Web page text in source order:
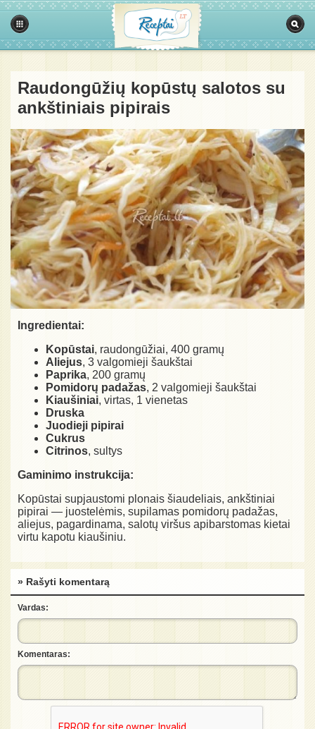
Raudongūžių kopūstų salotos su
ankštiniais pipirais
Ingredientai:
Kopūstai, raudongūžiai, 400 gramų
Aliejus, 3 valgomieji šaukštai
Paprika, 200 gramų
Pomidorų padažas, 2 valgomieji šaukštai
Kiaušiniai, virtas, 1 vienetas
Druska
Juodieji pipirai
Cukrus
Citrinos, sultys
Gaminimo instrukcija:
Kopūstai supjaustomi plonais šiaudeliais, ankštiniai
pipirai — juostelėmis, supilamas pomidorų padažas,
aliejus, pagardinama, salotų viršus apibarstomas kietai
virtu kapotu kiaušiniu.
» Rašyti komentarą
Vardas:
Komentaras: